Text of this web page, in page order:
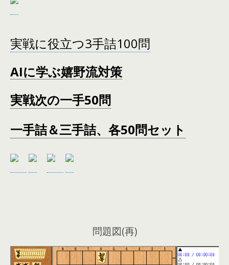
実戦に役立つ3手詰100問
AIに学ぶ嬉野流対策
実戦次の一手50問
一手詰＆三手詰、各50問セット
問題図(再)